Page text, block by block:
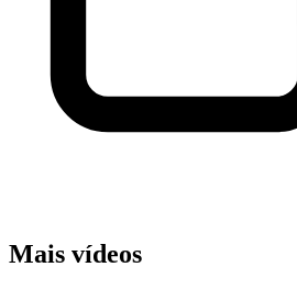
Mais vídeos